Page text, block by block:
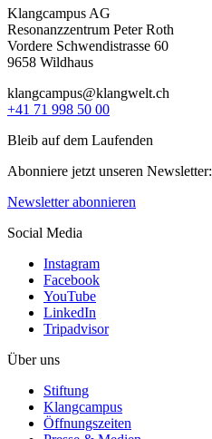
Klangcampus AG
Resonanzzentrum Peter Roth
Vordere Schwendistrasse 60
9658 Wildhaus
klangcampus@klangwelt.ch
+41 71 998 50 00
Bleib auf dem Laufenden
Abonniere jetzt unseren Newsletter:
Newsletter abonnieren
Social Media
Instagram
Facebook
YouTube
LinkedIn
Tripadvisor
Über uns
Stiftung
Klangcampus
Öffnungszeiten